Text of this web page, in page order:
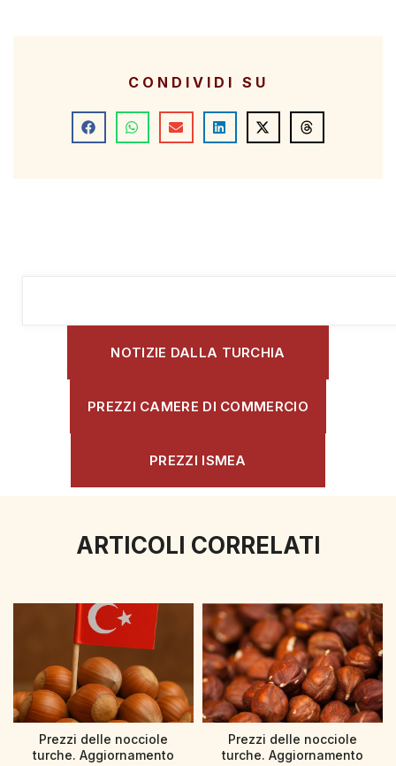
CONDIVIDI SU
NOTIZIE DALLA TURCHIA
PREZZI CAMERE DI COMMERCIO
PREZZI ISMEA
ARTICOLI CORRELATI
Prezzi delle nocciole
turche. Aggiornamento
Prezzi delle nocciole
turche. Aggiornamento